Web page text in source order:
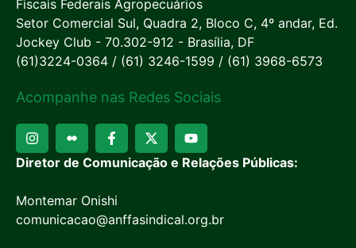
Fiscais Federais Agropecuários
Setor Comercial Sul, Quadra 2, Bloco C, 4º andar, Ed.
Jockey Club - 70.302-912 - Brasília, DF
(61)3224-0364 / (61) 3246-1599 / (61) 3968-6573
Acompanhe nas Redes Sociais
Diretor de Comunicação e Relações Públicas:
Montemar Onishi
comunicacao@anffasindical.org.br